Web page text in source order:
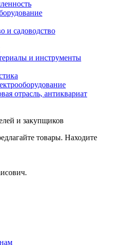
и садоводство
и инструменты
отрасль, антиквариат
и закупщиков
товары. Находите